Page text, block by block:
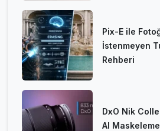
Pix-E ile
İstenmeyen
Rehberi
DxO Nik
AI